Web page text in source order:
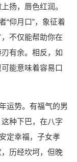
扬，唇色红润。
“仰月口”，象征着
不仅能帮助你在
有余。相反，如
能意味着容易口
运势。有福气的男
种下巴，在八字
定幸福，子女孝
历经坎坷，但晚